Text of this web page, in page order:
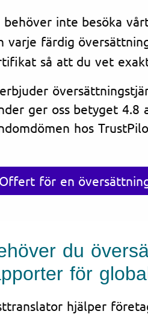
behöver inte besöka
varje färdig
så att du vet
ger oss betyget 4.8
hos
Offert för en
du
för
hjälper